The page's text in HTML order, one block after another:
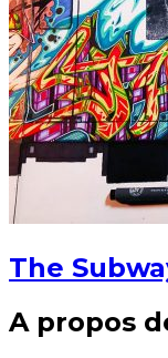
The
A propos